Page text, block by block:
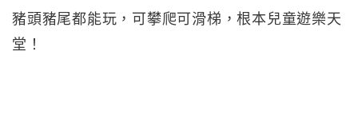
豬頭豬尾都能玩，可攀爬可滑梯，根本兒童遊樂天
堂！